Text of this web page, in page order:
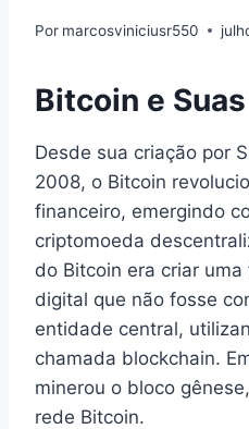
Por marcosviniciusr550
Bitcoin e
Desde sua criação por
2008, o Bitcoin
financeiro, emergindo
criptomoeda
do Bitcoin era criar
digital que não fosse
entidade central,
chamada blockchain.
minerou o bloco
rede Bitcoin.